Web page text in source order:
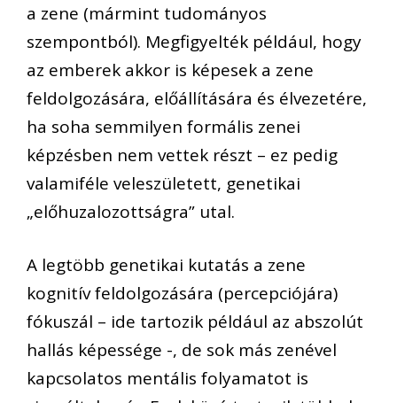
a zene (mármint tudományos
szempontból). Megfigyelték például, hogy
az emberek akkor is képesek a zene
feldolgozására, előállítására és élvezetére,
ha soha semmilyen formális zenei
képzésben nem vettek részt – ez pedig
valamiféle veleszületett, genetikai
„előhuzalozottságra” utal.
A legtöbb genetikai kutatás a zene
kognitív feldolgozására (percepciójára)
fókuszál – ide tartozik például az abszolút
hallás képessége -, de sok más zenével
kapcsolatos mentális folyamatot is